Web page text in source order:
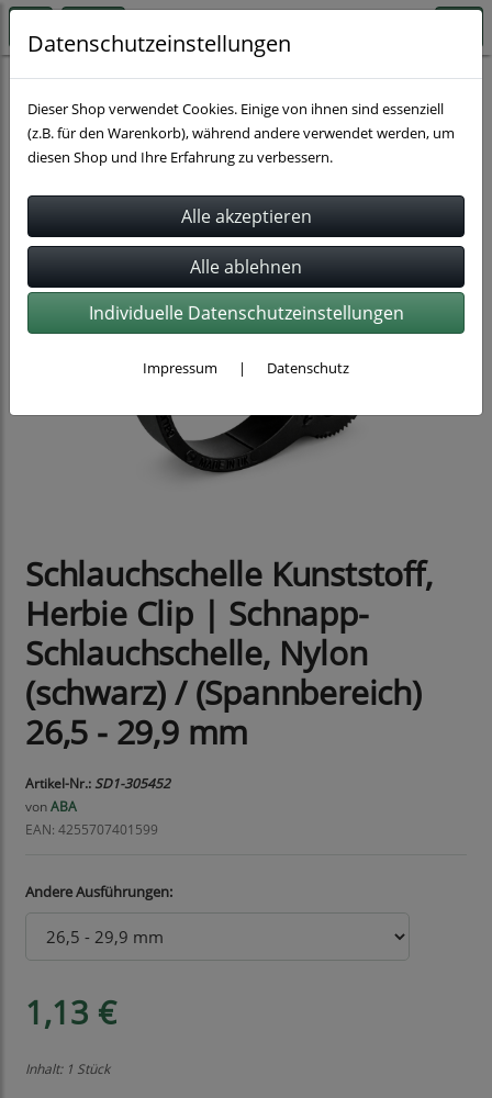
Schlauchbefestigung Herbie Clips
Schlauchschelle Kunststoff,
Herbie Clip | Schnapp-
Schlauchschelle, Nylon
(schwarz) / (Spannbereich)
26,5 - 29,9 mm
Artikel-Nr.: SD1-305452
vonABA
EAN: 4255707401599
Andere Ausführungen:
1,13 €
Inhalt: 1 Stück
Datenschutzeinstellungen
Dieser Shop verwendet Cookies. Einige von ihnen sind essenziell
(z.B. für den Warenkorb), während andere verwendet werden, um
diesen Shop und Ihre Erfahrung zu verbessern.
Individuelle Datenschutzeinstellungen
Impressum | Datenschutz